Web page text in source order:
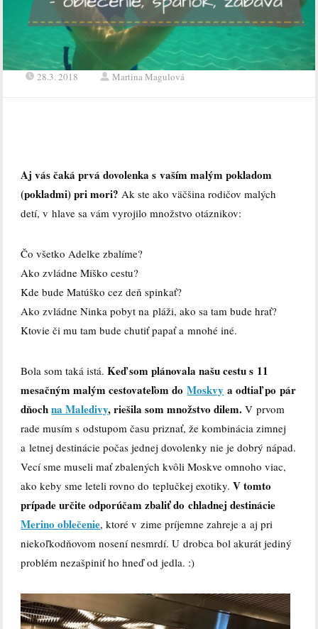
28.3. 2018 Martina Magulová
Aj vás čaká prvá dovolenka s vaším malým pokladom
(pokladmi) pri mori? Ak ste ako väčšina rodičov malých
detí, v hlave sa vám vyrojilo množstvo otáznikov:
Čo všetko Adelke zbalíme?
Ako zvládne Miško cestu?
Kde bude Matúško cez deň spinkať?
Ako zvládne Ninka pobyt na pláži, ako sa tam bude hrať?
Ktovie či mu tam bude chutiť papať a mnohé iné.
Bola som taká istá.Keď som plánovala našu cestu s 11
mesačným malým cestovateľom doMoskvy a odtiaľ po pár
dňochna Maledivy, riešila som množstvo dilem. V prvom
rade musím s odstupom času priznať, že kombinácia zimnej
a letnej destinácie počas jednej dovolenky nie je dobrý nápad.
Vecí sme museli mať zbalených kvôli Moskve omnoho viac,
ako keby sme leteli rovno do teplučkej exotiky.V tomto
prípade určite odporúčam zbaliť do chladnej destinácie
Merino oblečenie, ktoré v zime príjemne zahreje a aj pri
niekoľkodňovom nosení nesmrdí. U drobca bol akurát jediný
problém nezašpiniť ho hneď od jedla. :)